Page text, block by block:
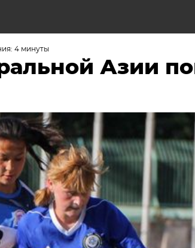
4 минуты
Азии